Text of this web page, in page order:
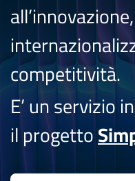
all’innovazione,
competitività.
E’ un servizio
il progetto